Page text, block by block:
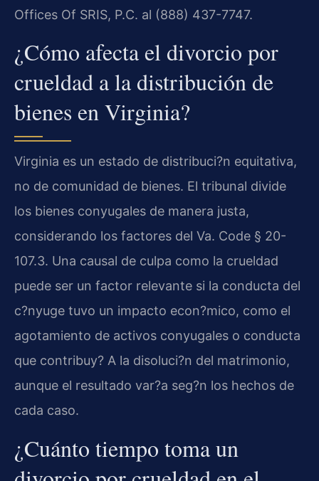
Offices Of SRIS, P.C. al (888) 437-7747.
¿Cómo afecta el divorcio por
crueldad a la distribución de
bienes en Virginia?
Virginia es un estado de distribuci?n equitativa,
no de comunidad de bienes. El tribunal divide
los bienes conyugales de manera justa,
considerando los factores del Va. Code § 20-
107.3. Una causal de culpa como la crueldad
puede ser un factor relevante si la conducta del
c?nyuge tuvo un impacto econ?mico, como el
agotamiento de activos conyugales o conducta
que contribuy? A la disoluci?n del matrimonio,
aunque el resultado var?a seg?n los hechos de
cada caso.
¿Cuánto tiempo toma un